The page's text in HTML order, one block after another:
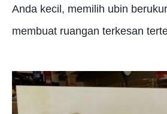
Anda kecil, memilih ubin
membuat ruangan terkesan